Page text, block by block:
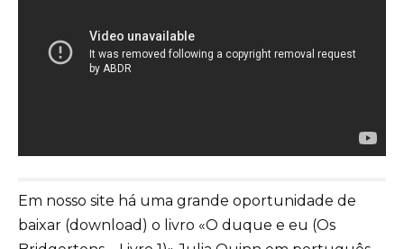
Em nosso site há uma grande oportunidade de
baixar (download) o livro «O duque e eu (Os